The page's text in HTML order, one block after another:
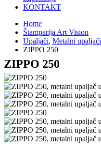
KONTAKT
Home
Štamparija Art Vision
Upaljači, Metalni upaljači
ZIPPO 250
ZIPPO 250